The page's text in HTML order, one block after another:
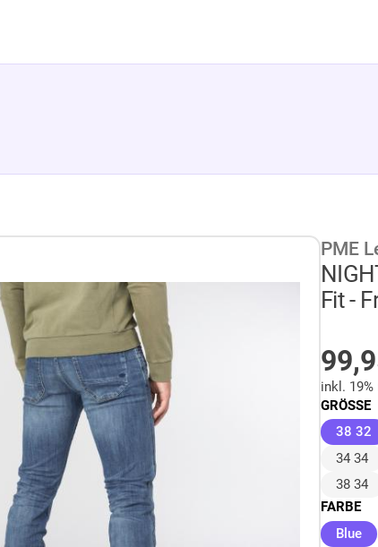
PME
Fit -
inkl. 19%
GRÖSSE
38 32
34 34
38 34
FARBE
Blue